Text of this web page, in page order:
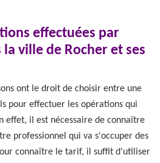
effectuées par
la ville de Rocher et ses
ont le droit de choisir entre une
pour effectuer les opérations qui
effet, il est nécessaire de connaître
professionnel qui va s'occuper des
connaître le tarif, il suffit d'utiliser